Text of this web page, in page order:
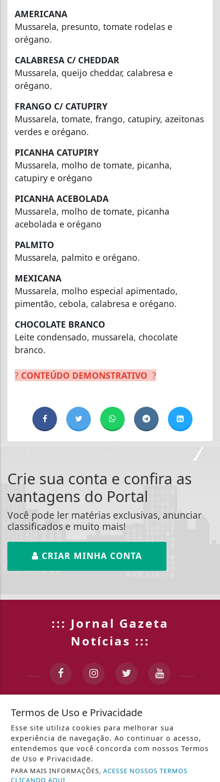
AMERICANA
Mussarela, presunto, tomate rodelas e
orégano.
CALABRESA C/ CHEDDAR
Mussarela, queijo cheddar, calabresa e
orégano.
FRANGO C/ CATUPIRY
Mussarela, tomate, frango, catupiry, azeitonas
verdes e orégano.
PICANHA CATUPIRY
Mussarela, molho de tomate, picanha,
catupiry e orégano
PICANHA ACEBOLADA
Mussarela, molho de tomate, picanha
acebolada e orégano
PALMITO
Mussarela, palmito e orégano.
MEXICANA
Mussarela, molho especial apimentado,
pimentão, cebola, calabresa e orégano.
CHOCOLATE BRANCO
Leite condensado, mussarela, chocolate
branco.
? CONTEÚDO DEMONSTRATIVO ?
Crie sua conta e confira as
vantagens do Portal
Você pode ler matérias exclusivas, anunciar
classificados e muito mais!
CRIAR MINHA CONTA
::: Jornal Gazeta
Notícias :::
TERMOS DE USO E PRIVACIDADE | CONTATO
Termos de Uso e Privacidade
Esse site utiliza cookies para melhorar sua
experiência de navegação. Ao continuar o acesso,
entendemos que você concorda com nossos Termos
de Uso e Privacidade.
PARA MAIS INFORMAÇÕES,ACESSE NOSSOS TERMOS
CLICANDO AQUI